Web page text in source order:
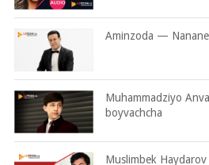
Aminzoda —
Muhammadziyo
boyvachcha
Muslimbek